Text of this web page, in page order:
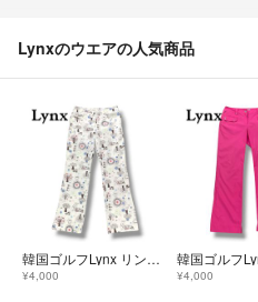
Lynxのウエアの人気商品
韓国ゴルフLynx リンクス パンツ 総柄 ホワイトサイズ64(Sサイズ)
¥4,000 ¥4,000